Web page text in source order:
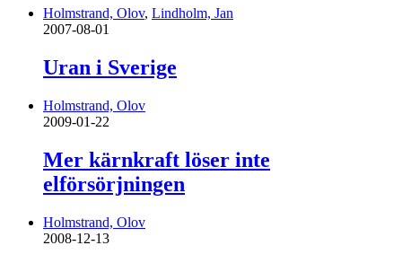
Holmstrand, Olov, Lindholm, Jan
2007-08-01
Uran i Sverige
Holmstrand, Olov
2009-01-22
Mer kärnkraft löser inte
elförsörjningen
Holmstrand, Olov
2008-12-13